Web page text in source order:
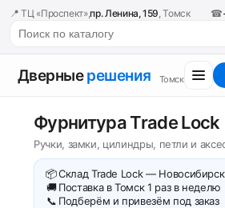
📍 ТЦ «Проспект»,пр. Ленина, 159, Томск ☎
Дверныерешения Томск
Фурнитура Trade Lock
Ручки, замки, цилиндры, петли и
📦Склад Trade Lock — Новосибирск
🚚 Поставка в Томск 1 раз в неделю
📞 Подберём и привезём под заказ